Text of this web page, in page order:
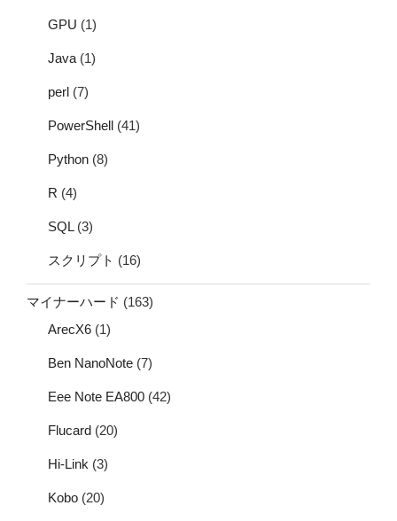
GPU (1)
Java (1)
perl (7)
PowerShell (41)
Python (8)
R (4)
SQL(3)
スクリプト (16)
マイナーハード (163)
ArecX6 (1)
Ben NanoNote (7)
Eee Note EA800 (42)
Flucard (20)
Hi-Link (3)
Kobo (20)